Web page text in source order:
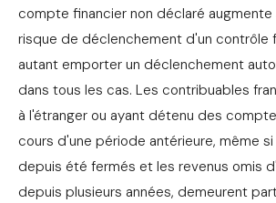
compte financier non déclaré
risque de déclenchement d'un contrôle
autant emporter un déclenchement
dans tous les cas. Les contribuables
à l'étranger ou ayant détenu des
cours d'une période antérieure, même
depuis été fermés et les revenus omis
depuis plusieurs années, demeurent